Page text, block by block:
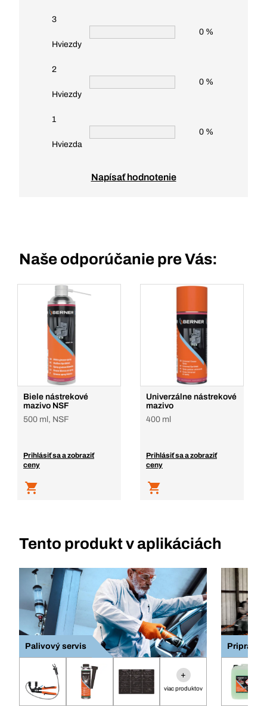
3
Hviezdy
0 %
2
Hviezdy
0 %
1
Hviezda
0 %
Napísať hodnotenie
Naše odporúčanie pre Vás:
Biele nástrekové
mazivo NSF
500 ml, NSF
Prihlásiť sa a zobraziť
ceny
Univerzálne nástrekové
mazivo
400 ml
Prihlásiť sa a zobraziť
ceny
Tento produkt v aplikáciách
Palivový servis
+
viac produktov
Pripravte